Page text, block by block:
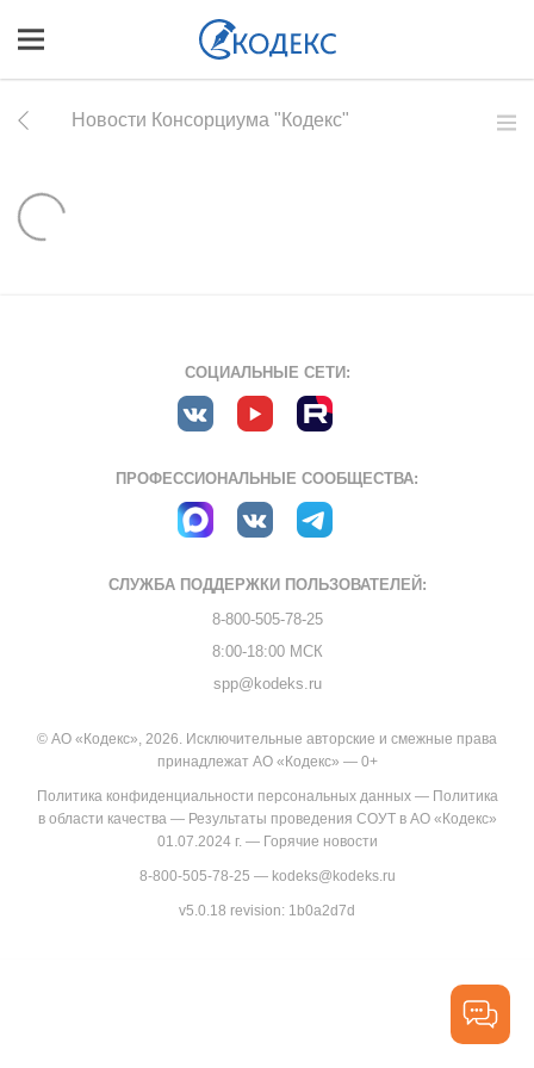
Новости Консорциума "Кодекс"
СОЦИАЛЬНЫЕ СЕТИ:
ПРОФЕССИОНАЛЬНЫЕ СООБЩЕСТВА:
СЛУЖБА ПОДДЕРЖКИ ПОЛЬЗОВАТЕЛЕЙ:
8-800-505-78-25
8:00-18:00 МСК
spp@kodeks.ru
© АО «Кодекс», 2026. Исключительные авторские и смежные права
принадлежат АО «Кодекс» — 0+
Политика конфиденциальности персональных данных— Политика
в области качества— Результаты проведения СОУТ в АО «Кодекс»
01.07.2024 г.— Горячие новости
8-800-505-78-25 — kodeks@kodeks.ru
v5.0.18 revision: 1b0a2d7d